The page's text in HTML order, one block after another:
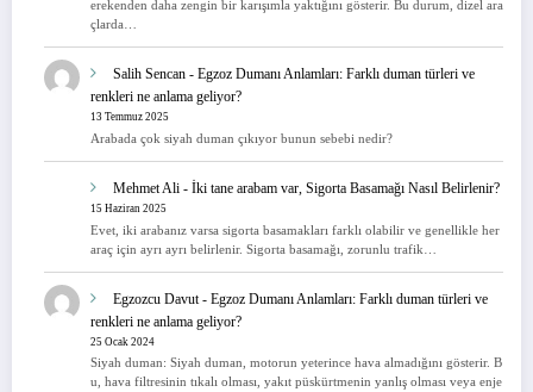
erekenden daha zengin bir karışımla yaktığını gösterir. Bu durum, dizel ara
çlarda…
Salih Sencan - Egzoz Dumanı Anlamları: Farklı duman türleri ve
renkleri ne anlama geliyor?
13 Temmuz 2025
Arabada çok siyah duman çıkıyor bunun sebebi nedir?
Mehmet Ali - İki tane arabam var, Sigorta Basamağı Nasıl Belirlenir?
15 Haziran 2025
Evet, iki arabanız varsa sigorta basamakları farklı olabilir ve genellikle her
araç için ayrı ayrı belirlenir. Sigorta basamağı, zorunlu trafik…
Egzozcu Davut - Egzoz Dumanı Anlamları: Farklı duman türleri ve
renkleri ne anlama geliyor?
25 Ocak 2024
Siyah duman: Siyah duman, motorun yeterince hava almadığını gösterir. B
u, hava filtresinin tıkalı olması, yakıt püskürtmenin yanlış olması veya enje